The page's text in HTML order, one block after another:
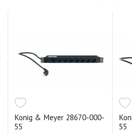
Konig & Meyer 28670-000-
55
55